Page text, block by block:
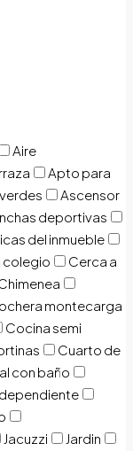
Aire
Apto para
Ascensor
deportivas
del inmueble
colegio
Cerca a
montecarga
Cocina semi
Cuarto de
con baño
Jacuzzi
Jardin